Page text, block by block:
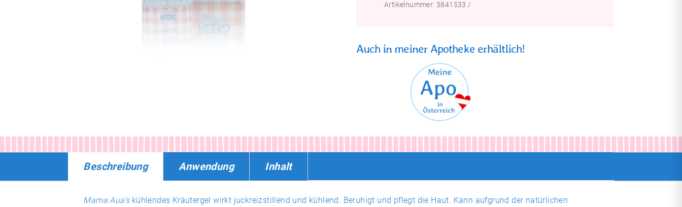
Artikelnummer:3841533
Auch in meiner Apotheke erhältlich!
Beschreibung Anwendung Inhalt
Mama Aua’skühlendes Kräutergel wirkt juckreizstillend und kühlend. Beruhigt und pflegt die Haut. Kann aufgrund der natürlichen